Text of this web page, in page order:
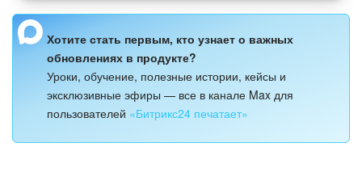
Хотите стать первым, кто узнает о важных
обновлениях в продукте?
Уроки, обучение, полезные истории, кейсы и
эксклюзивные эфиры — все в канале Max для
пользователей «Битрикс24 печатает»